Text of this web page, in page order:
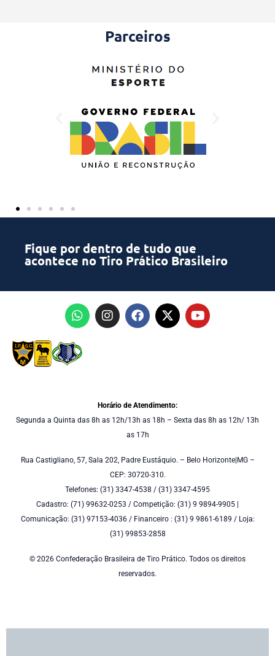
Parceiros
Fique por dentro de tudo que
acontece no Tiro Prático Brasileiro
Horário de Atendimento:
Segunda a Quinta das 8h as 12h/13h as 18h – Sexta das 8h as 12h/ 13h
as 17h
Rua Castigliano, 57, Sala 202, Padre Eustáquio. – Belo Horizonte|MG –
CEP: 30720-310.
Telefones: (31) 3347-4538 / (31) 3347-4595
Cadastro: (71) 99632-0253 / Competição: (31) 9 9894-9905 |
Comunicação: (31) 97153-4036 / Financeiro : (31) 9 9861-6189 / Loja:
(31) 99853-2858
© 2026 Confederação Brasileira de Tiro Prático. Todos os direitos
reservados.